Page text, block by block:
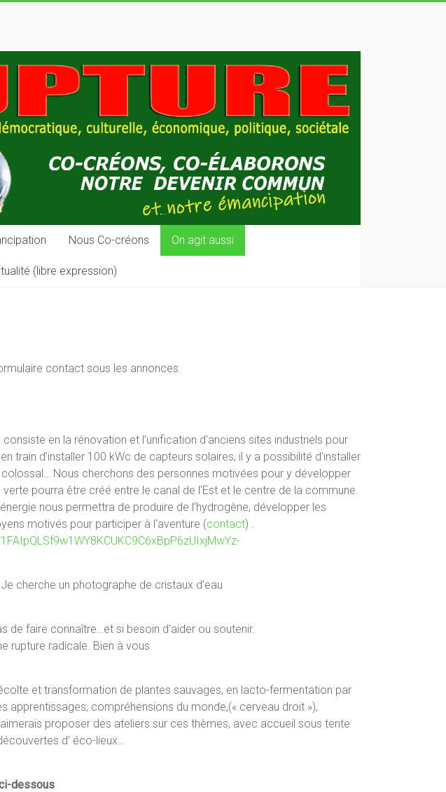
Nous Co-créons On agit aussi
(libre expression)
contact sous les annonces.
en la rénovation et l’unification d’anciens sites industriels pour
d’installer 100 kWc de capteurs solaires, il y a possibilité d’installer
Nous cherchons des personnes motivées pour y développer
pourra être créé entre le canal de l’Est et le centre de la commune.
nous permettra de produire de l’hydrogène, développer les
motivés pour participer à l’aventure (contact) .
cherche un photographe de cristaux d’eau
de faire connaître…et si besoin d’aider ou soutenir.
rupture radicale. Bien à vous
et transformation de plantes sauvages, en lacto-fermentation par
apprentissages, compréhensions du monde,(« cerveau droit »),
proposer des ateliers sur ces thèmes, avec accueil sous tente
d’ éco-lieux…
dessous